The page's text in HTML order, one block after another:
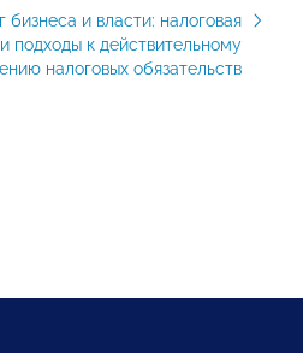
бизнеса и власти: налоговая
подходы к действительному
налоговых обязательств